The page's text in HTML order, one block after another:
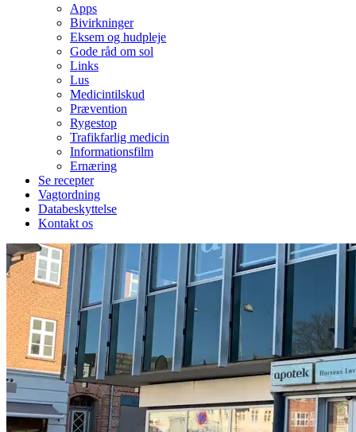
Apps
Bivirkninger
Eksem og hudpleje
Gode råd om sol
Links
Lus
Medicintilskud
Prævention
Rygestop
Trafikfarlig medicin
Informationsfilm
Ernæring
Se recepter
Vagtordning
Databeskyttelse
Kontakt os